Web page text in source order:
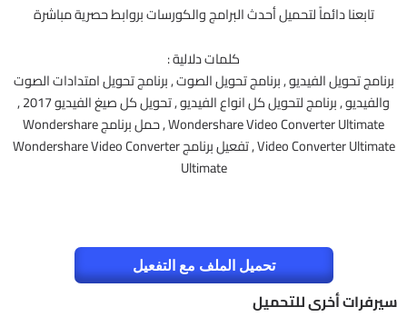
تابعنا دائماً لتحميل أحدث البرامج والكورسات بروابط حصرية مباشرة
كلمات دلالية :
برنامج تحويل الفيديو , برنامج تحويل الصوت , برنامج تحويل امتدادات الصوت
والفيديو , برنامج لتحويل كل انواع الفيديو , تحويل كل صيغ الفيديو 2017 ,
Wondershare Video Converter Ultimate , حمل برنامج Wondershare
Video Converter Ultimate , تفعيل برنامج Wondershare Video Converter
Ultimate
تحميل الملف مع التفعيل
سيرفرات أخرى للتحميل